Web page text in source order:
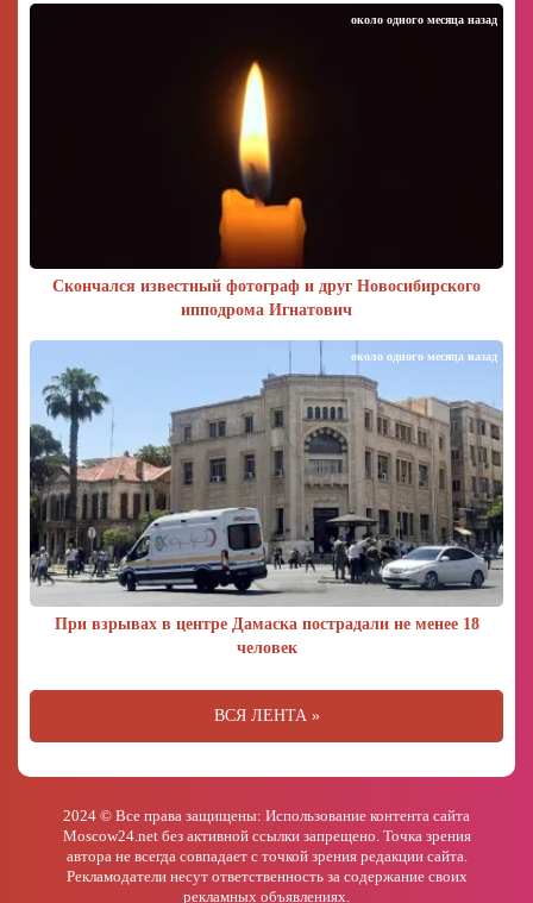
Скончался известный фотограф и друг Новосибирского
ипподрома Игнатович
около одного месяца назад
При взрывах в центре Дамаска пострадали не менее 18
человек
около одного месяца назад
ВСЯ ЛЕНТА »
2024 © Все права защищены: Использование контента сайта
Moscow24.net без активной ссылки запрещено. Точка зрения
автора не всегда совпадает с точкой зрения редакции сайта.
Рекламодатели несут ответственность за содержание своих
рекламных объявлениях.